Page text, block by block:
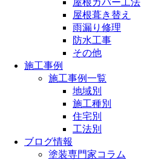
屋根葺き替え
雨漏り修理
防水工事
その他
施工事例
施工事例一覧
地域別
施工種別
住宅別
工法別
ブログ情報
塗装専門家コラム